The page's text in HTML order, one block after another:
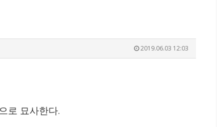
2019.06.03 12:03
로 묘사한다.